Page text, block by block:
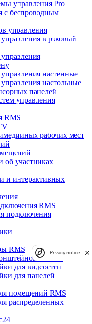
управления Pro
с беспроводным
управления
в рэковый
настенные
настольные
панелей
управления
RMS
рабочих мест
участниках
и интерактивных
RMS
подключения
RMS
и стоек
для видеостен
для панелей
помещений RMS
распределенных
Privacy notice